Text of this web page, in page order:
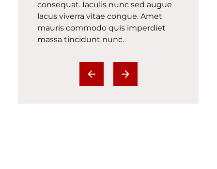
consequat. Iaculis nunc sed augue
lacus viverra vitae congue. Amet
mauris commodo quis imperdiet
massa tincidunt nunc.